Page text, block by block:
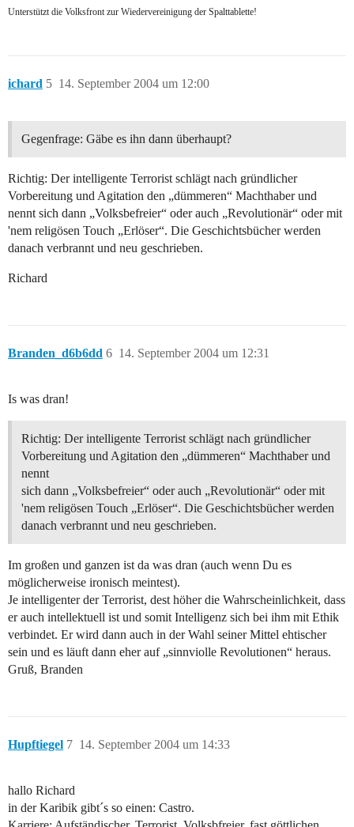
Unterstützt die Volksfront zur Wiedervereinigung der Spalttablette!
ichard 14. September 2004 um 12:00
5
Gegenfrage: Gäbe es ihn dann überhaupt?
Richtig: Der intelligente Terrorist schlägt nach gründlicher
Vorbereitung und Agitation den „dümmeren“ Machthaber und
nennt sich dann „Volksbefreier“ oder auch „Revolutionär“ oder mit
'nem religösen Touch „Erlöser“. Die Geschichtsbücher werden
danach verbrannt und neu geschrieben.
Richard
Branden_d6b6dd 14. September 2004 um 12:31
6
Is was dran!
Richtig: Der intelligente Terrorist schlägt nach gründlicher
Vorbereitung und Agitation den „dümmeren“ Machthaber und
nennt
sich dann „Volksbefreier“ oder auch „Revolutionär“ oder mit
'nem religösen Touch „Erlöser“. Die Geschichtsbücher werden
danach verbrannt und neu geschrieben.
Im großen und ganzen ist da was dran (auch wenn Du es
möglicherweise ironisch meintest).
Je intelligenter der Terrorist, dest höher die Wahrscheinlichkeit, dass
er auch intellektuell ist und somit Intelligenz sich bei ihm mit Ethik
verbindet. Er wird dann auch in der Wahl seiner Mittel ehtischer
sein und es läuft dann eher auf „sinnviolle Revolutionen“ heraus.
Gruß, Branden
Hupftiegel 14. September 2004 um 14:33
7
hallo Richard
in der Karibik gibt´s so einen: Castro.